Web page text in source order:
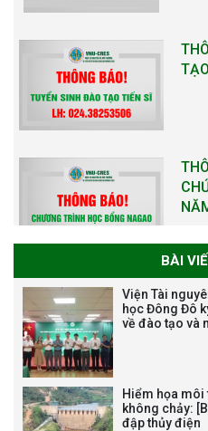
BÀI
Viện Tài
học Đông Đô
về đào tạo và
Hiểm họa
không chảy:
đập thủy điện